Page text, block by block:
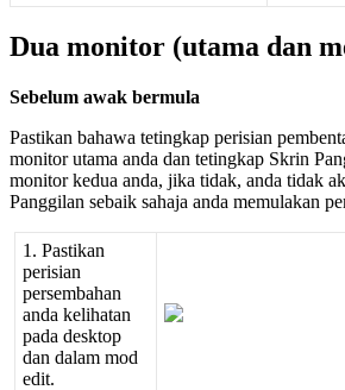
Dua monitor (utama dan
Sebelum awak bermula
Pastikan bahawa tetingkap perisian
monitor utama anda dan tetingkap Skrin
monitor kedua anda, jika tidak, anda tidak
Panggilan sebaik sahaja anda memulakan
1 . Pastikan
perisian
persembahan
anda kelihatan
pada desktop
dan dalam mod
edit.